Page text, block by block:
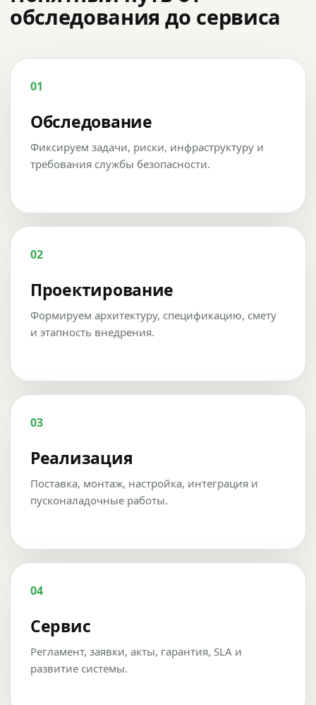
обследования до сервиса
01
Обследование
Фиксируем задачи, риски, инфраструктуру и
требования службы безопасности.
02
Проектирование
Формируем архитектуру, спецификацию, смету
и этапность внедрения.
03
Реализация
Поставка, монтаж, настройка, интеграция и
пусконаладочные работы.
04
Сервис
Регламент, заявки, акты, гарантия, SLA и
развитие системы.